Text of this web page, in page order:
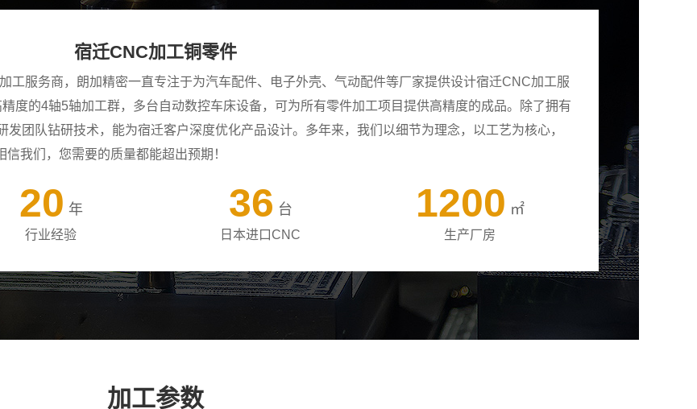
宿迁CNC加工铜零件
工服务商，朗加精密一直专注于为汽车配件、电子外壳、气动配件等厂家提供设计宿迁CNC加工服
度的4轴5轴加工群，多台自动数控车床设备，可为所有零件加工项目提供高精度的成品。除了拥有
团队钻研技术，能为宿迁客户深度优化产品设计。多年来，我们以细节为理念，以工艺为核心，
我们，您需要的质量都能超出预期！
20 年
行业经验
36 台
日本进口CNC
1200 ㎡
生产厂房
加工参数